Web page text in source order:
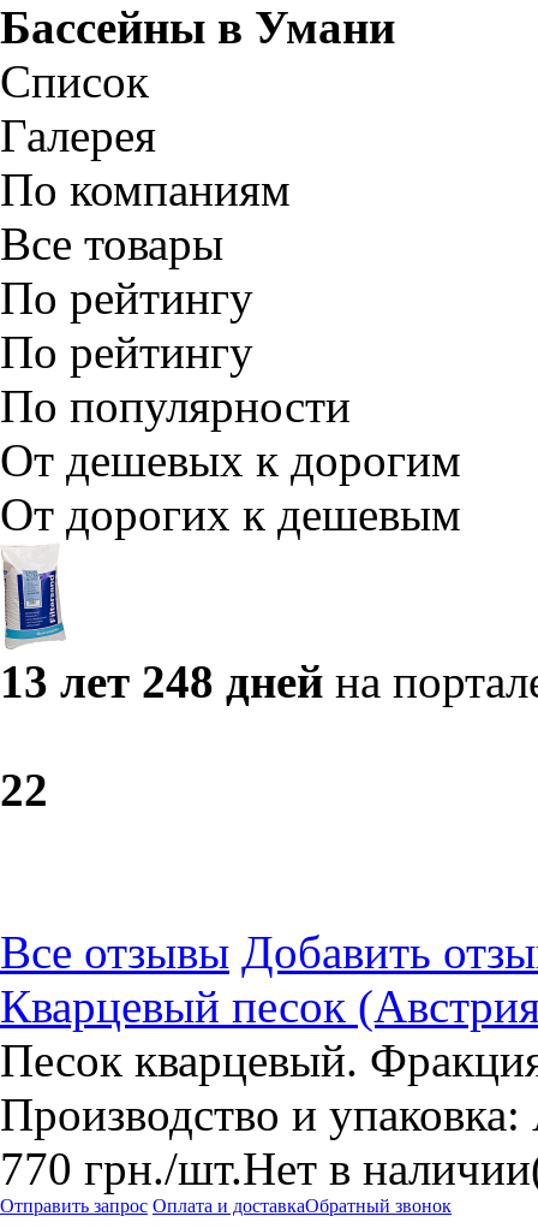
Бассейны в Умани
Список
Галерея
По компаниям
Все товары
По рейтингу
По рейтингу
По популярности
От дешевых к дорогим
От дорогих к дешевым
13 лет 248 дней на
22
Все отзывы Добавить
Кварцевый песок
Песок кварцевый.
Производство и
770 грн./шт.Нет в наличии
Отправить запрос Оплата и доставкаОбратный звонок